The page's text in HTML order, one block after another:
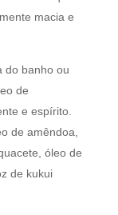
macia e
do banho ou
de
e espírito.
de amêndoa,
óleo de
de kukui